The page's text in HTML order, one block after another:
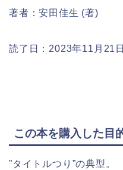
著者：安田佳生 (著)
読了日：2023年11月21日
この本を購入した目
”タイトルつり”の典型。